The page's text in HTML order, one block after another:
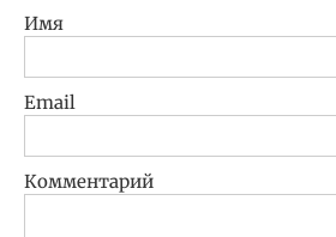
Имя
Email
Комментарий